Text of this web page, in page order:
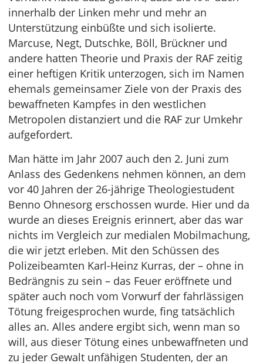
innerhalb der Linken mehr und mehr an
Unterstützung einbüßte und sich isolierte.
Marcuse, Negt, Dutschke, Böll, Brückner und
andere hatten Theorie und Praxis der RAF zeitig
einer heftigen Kritik unterzogen, sich im Namen
ehemals gemeinsamer Ziele von der Praxis des
bewaffneten Kampfes in den westlichen
Metropolen distanziert und die RAF zur Umkehr
aufgefordert.
Man hätte im Jahr 2007 auch den 2. Juni zum
Anlass des Gedenkens nehmen können, an dem
vor 40 Jahren der 26-jährige Theologiestudent
Benno Ohnesorg erschossen wurde. Hier und da
wurde an dieses Ereignis erinnert, aber das war
nichts im Vergleich zur medialen Mobilmachung,
die wir jetzt erleben. Mit den Schüssen des
Polizeibeamten Karl-Heinz Kurras, der – ohne in
Bedrängnis zu sein – das Feuer eröffnete und
später auch noch vom Vorwurf der fahrlässigen
Tötung freigesprochen wurde, fing tatsächlich
alles an. Alles andere ergibt sich, wenn man so
will, aus dieser Tötung eines unbewaffneten und
zu jeder Gewalt unfähigen Studenten, der an